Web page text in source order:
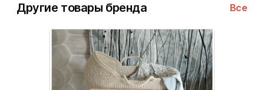
Другие товары бренда Все